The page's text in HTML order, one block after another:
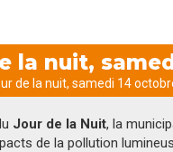
la nuit,
de la nuit, samedi 14
Jour de la Nuit, la
de la pollution